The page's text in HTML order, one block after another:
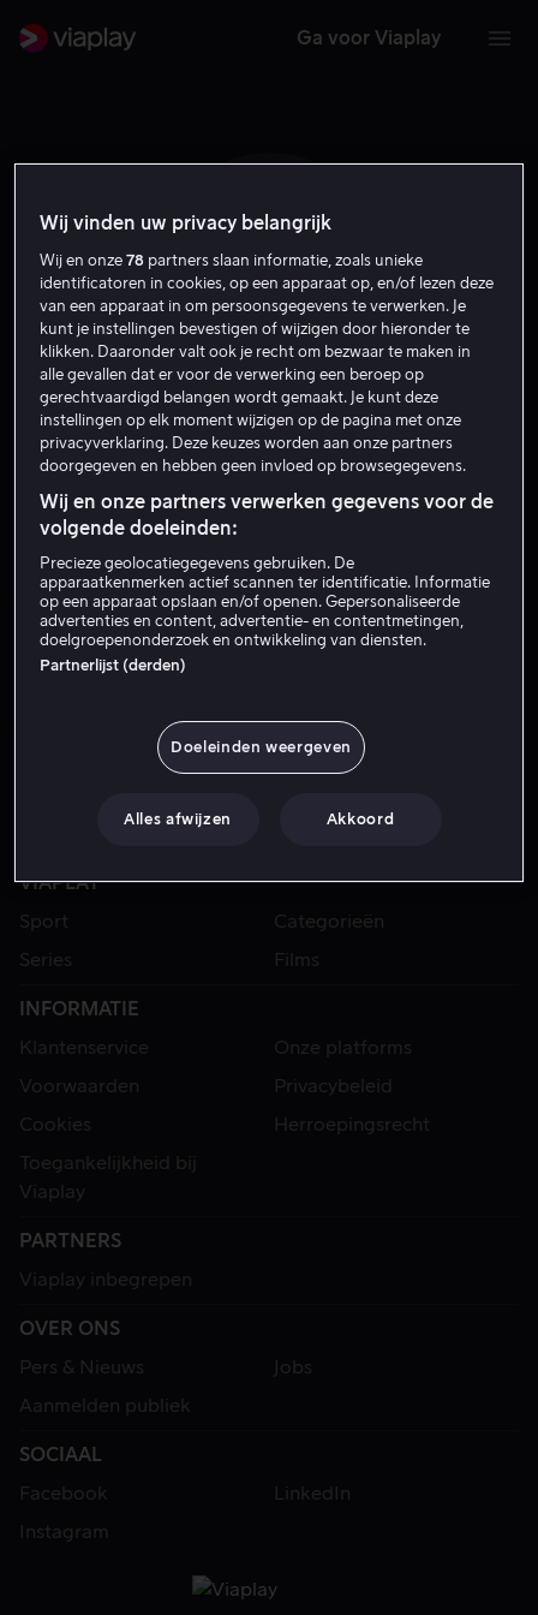
Ga voor Viaplay
B E
Barbara Eder
Regisseur
VIAPLAY
Sport
Categorieën
Series
Films
INFORMATIE
Klantenservice
Onze platforms
Voorwaarden
Privacybeleid
Cookies
Herroepingsrecht
Toegankelijkheid bij
Viaplay
PARTNERS
Viaplay inbegrepen
OVER ONS
Pers & Nieuws
Jobs
Aanmelden publiek
SOCIAAL
Facebook
LinkedIn
Instagram
Wij vinden uw privacy belangrijk
Wij en onze78 partners slaan informatie, zoals unieke
identificatoren in cookies, op een apparaat op, en/of lezen deze
van een apparaat in om persoonsgegevens te verwerken. Je
kunt je instellingen bevestigen of wijzigen door hieronder te
klikken. Daaronder valt ook je recht om bezwaar te maken in
alle gevallen dat er voor de verwerking een beroep op
gerechtvaardigd belangen wordt gemaakt. Je kunt deze
instellingen op elk moment wijzigen op de pagina met onze
privacyverklaring. Deze keuzes worden aan onze partners
doorgegeven en hebben geen invloed op browsegegevens.
Wij en onze partners verwerken gegevens voor de
volgende doeleinden:
Precieze geolocatiegegevens gebruiken. De
apparaatkenmerken actief scannen ter identificatie. Informatie
op een apparaat opslaan en/of openen. Gepersonaliseerde
advertenties en content, advertentie- en contentmetingen,
doelgroepenonderzoek en ontwikkeling van diensten.
Partnerlijst (derden)
Doeleinden weergeven
Alles afwijzen Akkoord